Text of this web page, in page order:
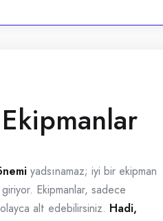
yadsınamaz; iyi bir ekipman
Ekipmanlar, sadece
alt edebilirsiniz. Hadi,